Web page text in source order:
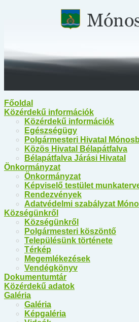
Főoldal
Közérdekű információk
Közérdekű információk
Egészségügy
Polgármesteri Hivatal
Közös Hivatal Bélapátfalva
Bélapátfalva Járási Hivatal
Önkormányzat
Önkormányzat
Képviselő testület
Rendezvények
Adatvédelmi szabályzat
Községünkről
Községünkről
Polgármesteri köszöntő
Településünk története
Térkép
Megemlékezések
Vendégkönyv
Dokumentumtár
Közérdekű adatok
Galéria
Galéria
Képgaléria